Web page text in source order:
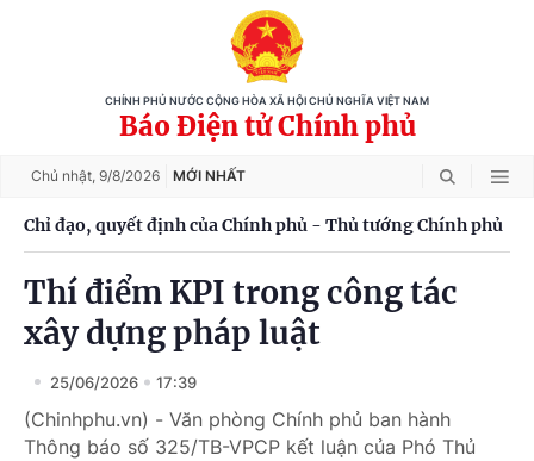
CHÍNH PHỦ NƯỚC CỘNG HÒA XÃ HỘI CHỦ NGHĨA VIỆT NAM
Báo Điện tử Chính phủ
Chủ nhật, 9/8/2026 MỚI NHẤT
Chỉ đạo, quyết định của Chính phủ - Thủ tướng Chính phủ
Thí điểm KPI trong công tác
xây dựng pháp luật
25/06/2026 17:39
(Chinhphu.vn) - Văn phòng Chính phủ ban hành
Thông báo số 325/TB-VPCP kết luận của Phó Thủ